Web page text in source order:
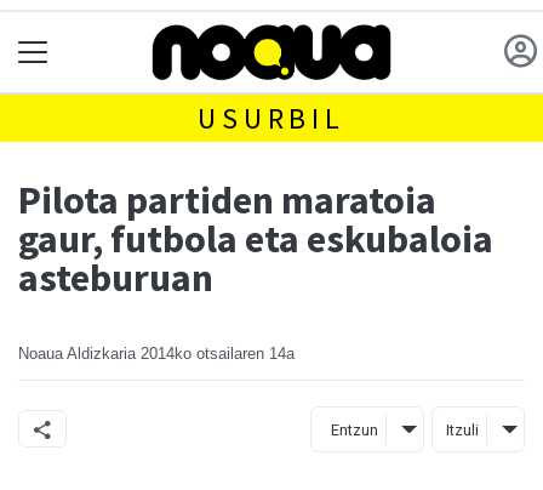
USURBIL
Pilota partiden maratoia
gaur, futbola eta eskubaloia
asteburuan
Noaua Aldizkaria 2014ko otsailaren 14a
Entzun Itzuli